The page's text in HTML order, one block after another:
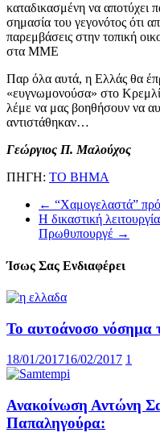
καταδικασμένη να αποτύχει
σημασία του γεγονότος ότι
παρεμβάσεις στην τοπική
στα ΜΜΕ
Παρ όλα αυτά, η Ελλάς θα
«ευγνωμονούσα» στο
λέμε να μας βοηθήσουν να
αντιστάθηκαν…
Γεώργιος Π. Μαλούχος
ΠΗΓΗ: ΤΟ ΒΗΜΑ
← “Χαμογελαστά”
Η δικαστική
Πρωθυπουργέ →
Ίσως Σας Ενδιαφέρει
Το αυτοάνοσο νόσημα
18/01/201716/02/2017 1
Ανακοίνωση Αντώνη
Παπαληγούρα: